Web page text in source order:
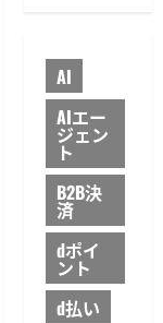
AI
AIエー
ジェン
ト
B2B決
済
dポイ
ント
d払い